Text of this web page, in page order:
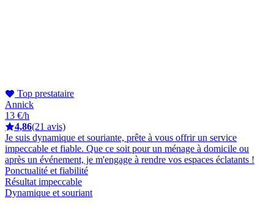
Top prestataire
Annick
13 €/h
4,86(21 avis)
Je suis dynamique et souriante, prête à vous offrir un service
impeccable et fiable. Que ce soit pour un ménage à domicile ou
après un événement, je m'engage à rendre vos espaces éclatants !
Ponctualité et fiabilité
Résultat impeccable
Dynamique et souriant